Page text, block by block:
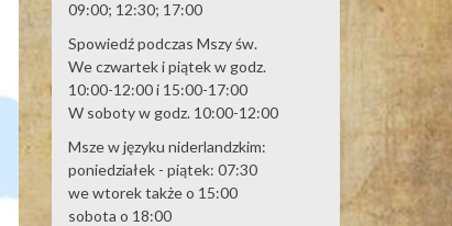
09:00; 12:30; 17:00
Spowiedź podczas Mszy św.
We czwartek i piątek w godz.
10:00-12:00 i 15:00-17:00
W soboty w godz. 10:00-12:00
Msze w języku niderlandzkim:
poniedziałek - piątek: 07:30
we wtorek także o 15:00
sobota o 18:00